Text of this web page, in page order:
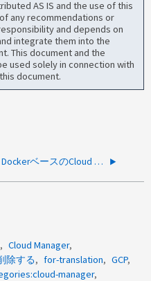
AS IS and the use of this
any recommendations or
and depends on
integrate them into the
This document and the
used solely in connection with
document.
DockerベースのCloud Manager Connectorとは
Cloud Manager
除する for-translation
GCP
manager